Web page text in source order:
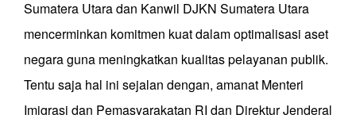
Sumatera Utara dan Kanwil DJKN Sumatera Utara
mencerminkan komitmen kuat dalam optimalisasi aset
negara guna meningkatkan kualitas pelayanan publik.
Tentu saja hal ini sejalan dengan, amanat Menteri
Imigrasi dan Pemasyarakatan RI dan Direktur Jenderal